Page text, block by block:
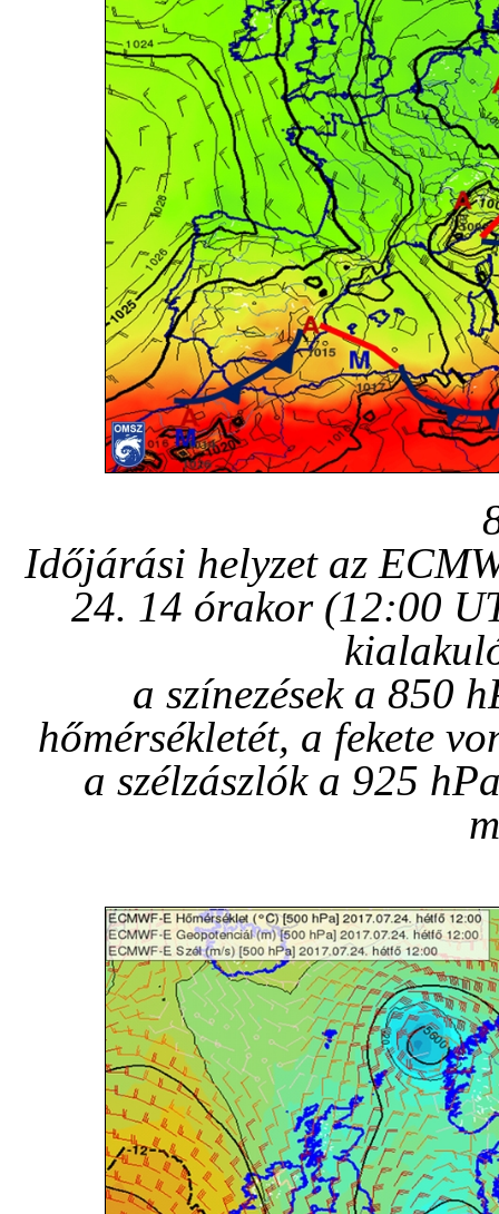
Időjárási helyzet az
24. 14 órakor (12:00
a színezések a 850
hőmérsékletét, a fekete
a szélzászlók a 925